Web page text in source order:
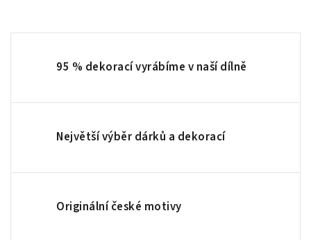
95 % dekorací vyrábíme v naší dílně
Největší výběr dárků a dekorací
Originální české motivy